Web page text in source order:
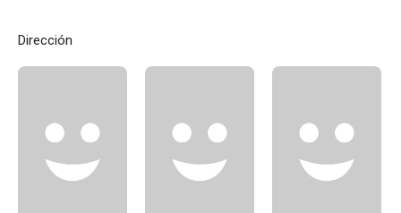
Dirección